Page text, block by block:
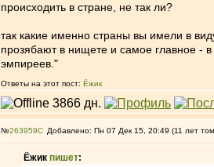
происходить в стране, не так ли?
так какие именно страны вы имели в
прозябают в нищете и самое главное -
эмпиреев."
Ответы на этот пост: Ёжик
№263959 Добавлено: Пн 07 Дек 15, 20:49 (11 лет
Ёжик пишет: